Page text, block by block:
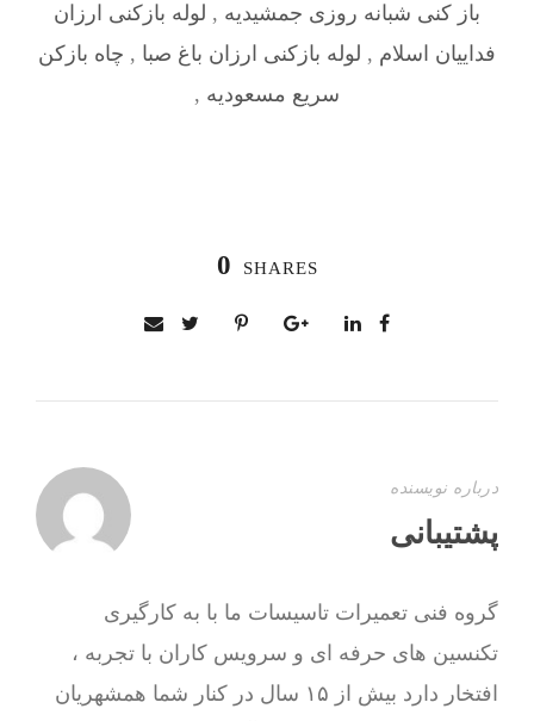
باز کنی شبانه روزی جمشیدیه , لوله بازکنی ارزان
فداییان اسلام , لوله بازکنی ارزان باغ صبا , چاه بازکن
سریع مسعودیه ,
0 SHARES
درباره نویسنده
پشتیبانی
گروه فنی تعمیرات تاسیسات ما با به‌ کارگیری
تکنسین های حرفه ای و سرویس کاران با تجربه ،
افتخار دارد بیش از ۱۵ سال در کنار شما همشهریان